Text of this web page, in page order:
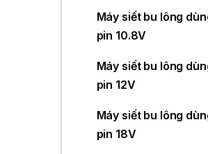
Máy siết bu lông
pin 10.8V
Máy siết bu lông
pin 12V
Máy siết bu lông
pin 18V